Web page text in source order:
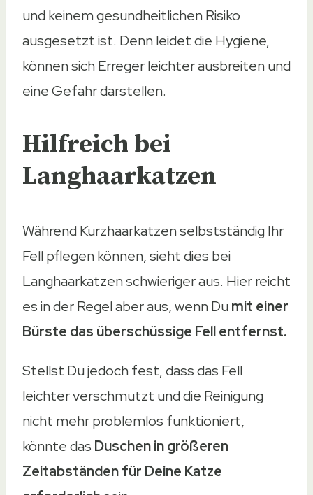
und keinem gesundheitlichen Risiko
ausgesetzt ist. Denn leidet die Hygiene,
können sich Erreger leichter ausbreiten und
eine Gefahr darstellen.
Hilfreich bei
Langhaarkatzen
Während Kurzhaarkatzen selbstständig Ihr
Fell pflegen können, sieht dies bei
Langhaarkatzen schwieriger aus. Hier reicht
es in der Regel aber aus, wenn Dumit einer
Bürste das überschüssige Fell entfernst.
Stellst Du jedoch fest, dass das Fell
leichter verschmutzt und die Reinigung
nicht mehr problemlos funktioniert,
könnte das Duschen in größeren
Zeitabständen für Deine Katze